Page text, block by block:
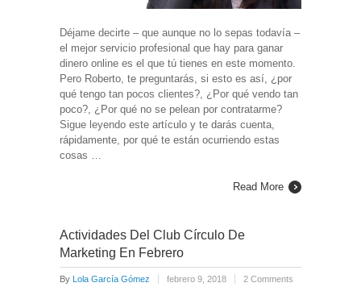
Déjame decirte – que aunque no lo sepas todavía –
el mejor servicio profesional que hay para ganar
dinero online es el que tú tienes en este momento.
Pero Roberto, te preguntarás, si esto es así, ¿por
qué tengo tan pocos clientes?, ¿Por qué vendo tan
poco?, ¿Por qué no se pelean por contratarme?
Sigue leyendo este artículo y te darás cuenta,
rápidamente, por qué te están ocurriendo estas
cosas …
Read More
Actividades Del Club Círculo De
Marketing En Febrero
By Lola García Gómez febrero 9, 2018
2 Comments